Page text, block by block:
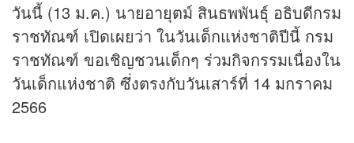
วันนี้ (13 ม.ค.) นายอายุตม์ สินธพพันธุ์ อธิบดีกรม
ราชทัณฑ์ เปิดเผยว่า ในวันเด็กแห่งชาติปีนี้ กรม
ราชทัณฑ์ ขอเชิญชวนเด็กๆ ร่วมกิจกรรมเนื่องใน
วันเด็กแห่งชาติ ซึ่งตรงกับวันเสาร์ที่ 14 มกราคม
2566